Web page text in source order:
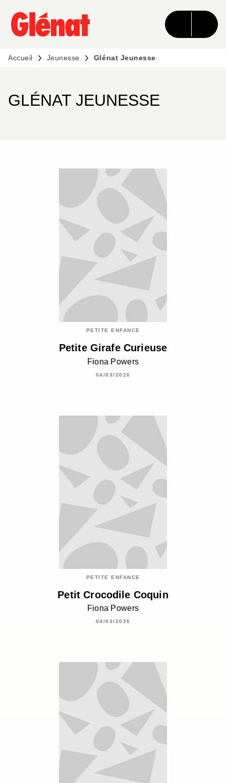
MENU RECHERCHE CONTENU
PIED DE PAGE
Accueil Jeunesse Glénat Jeunesse
GLÉNAT JEUNESSE
PETITE ENFANCE
Petite Girafe Curieuse
Fiona Powers
04/03/2026
PETITE ENFANCE
Petit Crocodile Coquin
Fiona Powers
04/03/2026